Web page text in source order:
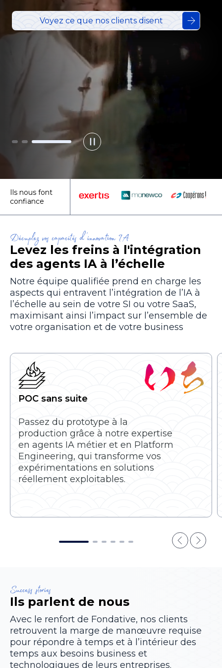
Contactez-nous
Voyez ce que nos clients disent
Ils nous font
confiance
Décuplez vos capacités d’innovation IA
Levez les freins à l'intégration
des agents IA à l’échelle
Notre équipe qualifiée prend en charge les
aspects qui entravent l’intégration de l’IA à
l’échelle au sein de votre SI ou votre SaaS,
maximisant ainsi l’impact sur l’ensemble de
votre organisation et de votre business
POC sans suite
Passez du prototype à la
production grâce à notre expertise
en agents IA métier et en Platform
Engineering, qui transforme vos
expérimentations en solutions
réellement exploitables.
Success stories
Ils parlent de nous
Avec le renfort de Fondative, nos clients
retrouvent la marge de manœuvre requise
pour répondre à temps et à l’intérieur des
temps aux besoins business et
technologiques de leurs entreprises.